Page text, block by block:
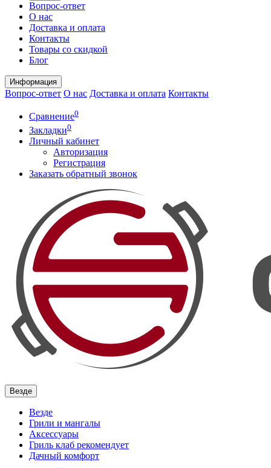
Вопрос-ответ
О нас
Доставка и оплата
Контакты
Товары со скидкой
Блог
Информация
Вопрос-ответ О нас Доставка и оплата Контакты
Сравнение0
Закладки0
Личный кабинет
Авторизация
Регистрация
Заказать обратный звонок
Везде
Везде
Грили и мангалы
Аксессуары
Гриль клаб рекомендует
Дачный комфорт